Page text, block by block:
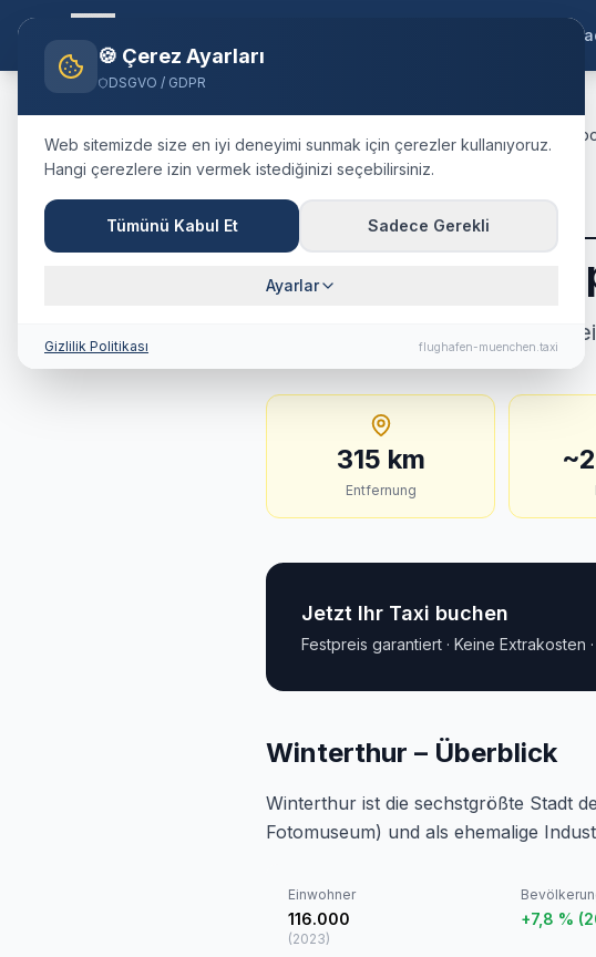
Home Blog Taxi Winterthur München
🇨🇭 Schweiz
Taxi Winterthur
Fahrtdauer &
315 km · ca. 202 Min. ·
315 km
Entfernung
~
Jetzt Ihr Taxi buchen
Festpreis garantiert · Keine Extrakosten
Winterthur – Überblick
Winterthur ist die sechstgrößte Stadt
Fotomuseum) und als ehemalige
Einwohner
116.000
(2023)
+7,8 %
🍪 Çerez Ayarları
DSGVO / GDPR
Web sitemizde size en iyi deneyimi sunmak için çerezler kullanıyoruz.
Hangi çerezlere izin vermek istediğinizi seçebilirsiniz.
Tümünü Kabul Et Sadece Gerekli
Ayarlar
Gizlilik Politikası flughafen-muenchen.taxi